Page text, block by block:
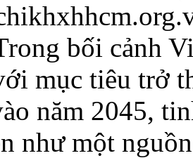
bối cảnh
mục tiêu trở
năm 2045,
như một